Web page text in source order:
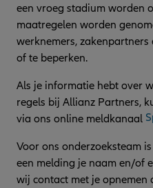
een vroeg stadium worden
maatregelen worden
werknemers,
of te beperken.
Als je informatie hebt over
regels bij Allianz Partners,
via ons online meldkanaal
Voor ons onderzoeksteam
een melding je naam en/of
wij contact met je opnemen